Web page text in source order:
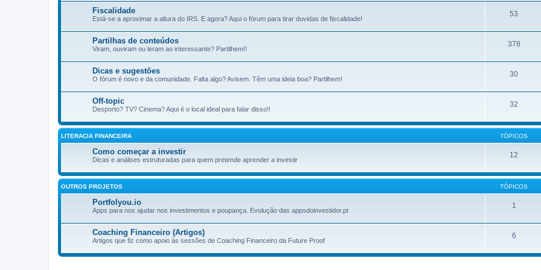
Fiscalidade
Está-se a aproximar a altura do IRS. E agora? Aqui o fórum para tirar duvidas de fiscalidade!
53
Partilhas de conteúdos
Viram, ouviram ou leram ao interessante? Partilhem!!
378
Dicas e sugestões
O fórum é novo e da comunidade. Falta algo? Avisem. Têm uma ideia boa? Partilhem!
30
Off-topic
Desporto? TV? Cinema? Aqui é o local ideal para falar disso!!
32
LITERACIA FINANCEIRA TÓPICOS
Como começar a investir
Dicas e análises estruturadas para quem pretende aprender a investir
12
OUTROS PROJETOS TÓPICOS
Portfolyou.io
Apps para nos ajudar nos investimentos e poupança. Evolução das appsdoinvestidor.pt
1
Coaching Financeiro (Artigos)
Artigos que fiz como apoio às sessões de Coaching Financeiro da Future Proof
6